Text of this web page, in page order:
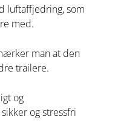
luftaffjedring, som
med.
man at den
trailere.
og
og stressfri